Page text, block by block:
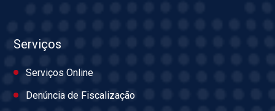
Serviços
Serviços Online
Denúncia de Fiscalização